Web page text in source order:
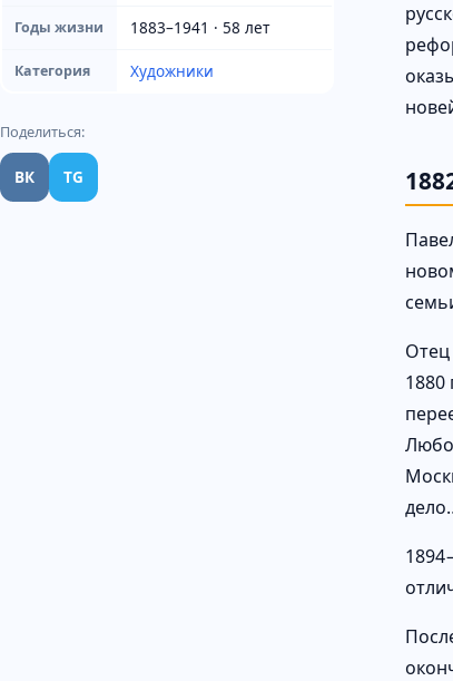
Годы жизни 1883–1941 · 58 лет
Категория Художники
Поделиться:
ВК TG
Отец